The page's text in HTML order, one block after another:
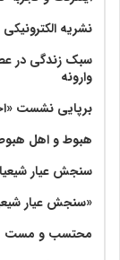
نشریه
سبک زندگی در
وارونه
برپایی نشست
هبوط و اهل
سنجش عیار
«سنجش عیار
محتسب و مست